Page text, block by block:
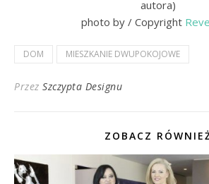
autora)
photo by / Copyright
DOM MIESZKANIE DWUPOKOJOWE
Przez Szczypta Designu
ZOBACZ